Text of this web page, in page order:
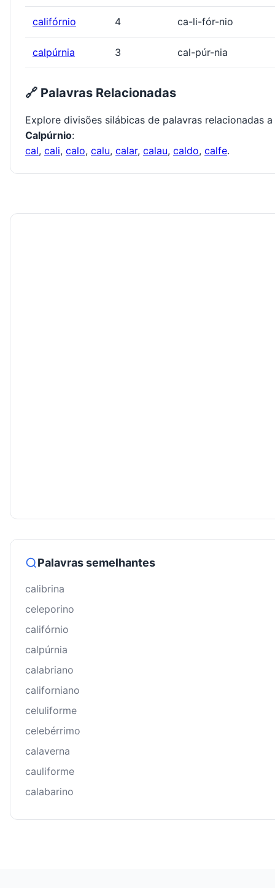
califórnio 4 ca-li-fór-nio
calpúrnia 3 cal-púr-nia
🔗 Palavras Relacionadas
Explore divisões silábicas de palavras relacionadas a
Calpúrnio:
cal, cali, calo, calu, calar, calau, caldo, calfe.
Palavras semelhantes
calibrina
celeporino
califórnio
calpúrnia
calabriano
californiano
celuliforme
celebérrimo
calaverna
cauliforme
calabarino